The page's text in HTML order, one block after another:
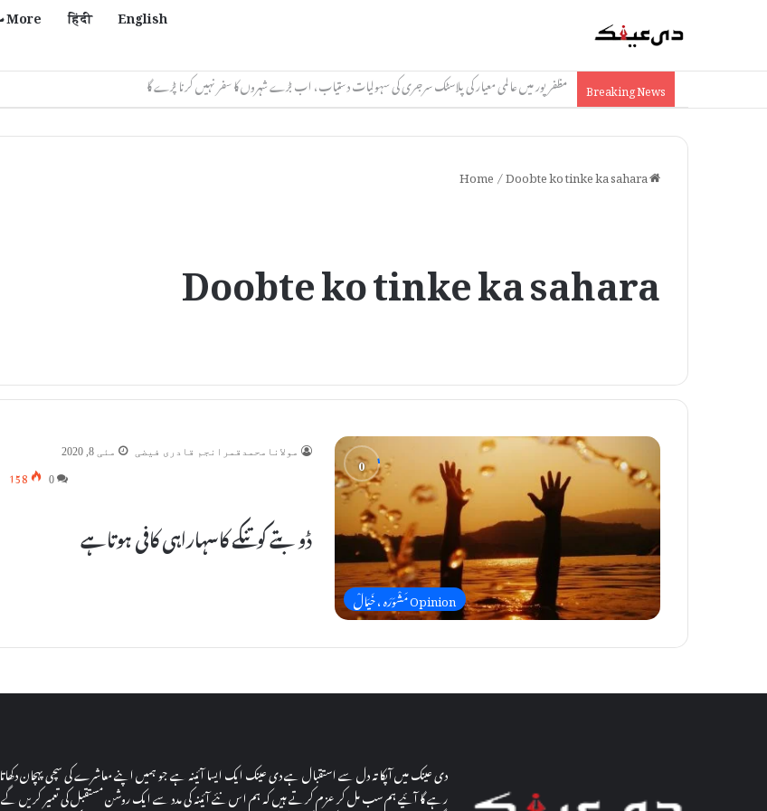
English
हिंदी More مزید
Breaking News مظفرپور: آئی سی آئی سی آئی بینک کو 1.74 کروڑ کا چونا، جعلی دستاویزات سے فراڈ
/Doobte ko tinke ka sahara
Doobte ko tinke ka sahara
Opinion مَشْوَرَہ ، خَیَالْ
مولانامحمدقمرانجم قادری فیضی مئی 8, 2020
0
158
ڈوبتے کوتنکے کاسہاراہی کافی ہوتاہے
دی عینک میں آپکا تہ دل سے استقبال ہے دی عینک ایک ایسا آئینہ ہے جو ہمیں اپنے معاشرے کی سچی پہچان دکھاتا
رہے گا آئیے ہم سب مل کر عزم کرتے ہیں کہ ہم اس نئے آئینہ کی مدد سے ایک روشن مستقبل کی تعمیر کریں گے